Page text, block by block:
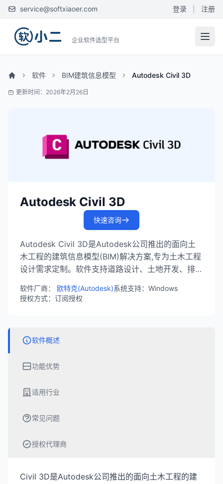
service@softxiaoer.com 登录 注册
企业软件选型平台
软件 BIM建筑信息模型 Autodesk Civil 3D
更新时间：2026年2月26日
Autodesk Civil 3D
快速咨询
Autodesk Civil 3D是Autodesk公司推出的面向土
木工程的建筑信息模型(BIM)解决方案,专为土木工程
设计需求定制。软件支持道路设计、土地开发、排水
工程师的必备工具。
软件厂商： 欧特克(Autodesk)系统支持：Windows
授权方式：订阅授权
软件概述
功能优势
适用行业
常见问题
授权代理商
Civil 3D是Autodesk公司推出的面向土木工程的建